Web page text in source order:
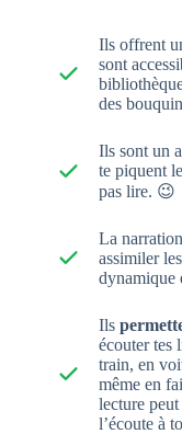
Ils offrent
sont
des
Ils sont un
te piquent
pas lire. 😉
La
assimiler
dynamique
Ils
écouter tes
train, en
même en
lecture
l’écoute à